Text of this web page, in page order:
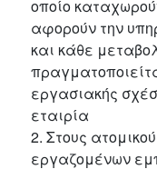
οποίο
αφορούν την
και κάθε
εργασιακής
εταιρία
2. Στους
εργαζομένων